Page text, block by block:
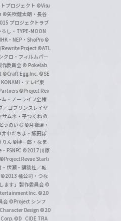
プロジェクト ©Visu
©矢吹健太朗・長谷
プロジェクトラブ
し・TYPE-MOON
・NEP・ShoPro ©
Project ©ATL
クロ・フィルムパー
作委員会 © Pokelab
©Craft Egg Inc. ©SE
・テレビ東
©Project Rev
・ノーライフ全権
／ゴブリンスレイヤ
サムネ・平つくね ©
うのいぢ ©月夜涙・
中だちま・飯田ぽ
りん ©榊一郎・なま
FSNPC ©2017 川原
©Project Revue Starli
伏瀬・講談社／転
©2013 橘公司・つな
ます」製作委員会 ©
Inc. ©20
会 ©Project シンフ
Design ©20
©D_CIDE TRA